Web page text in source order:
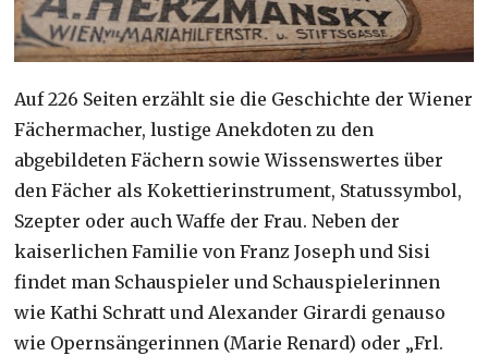
Auf 226 Seiten erzählt sie die Geschichte der Wiener
Fächermacher, lustige Anekdoten zu den
abgebildeten Fächern sowie Wissenswertes über
den Fächer als Kokettierinstrument, Statussymbol,
Szepter oder auch Waffe der Frau. Neben der
kaiserlichen Familie von Franz Joseph und Sisi
findet man Schauspieler und Schauspielerinnen
wie Kathi Schratt und Alexander Girardi genauso
wie Opernsängerinnen (Marie Renard) oder „Frl.